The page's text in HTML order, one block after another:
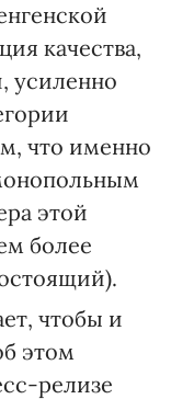
качества,
усиленно
что именно
этой
более
чтобы и
этом
релизе